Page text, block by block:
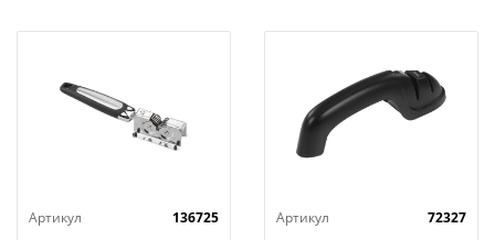
Артикул
136725
Артикул
72327